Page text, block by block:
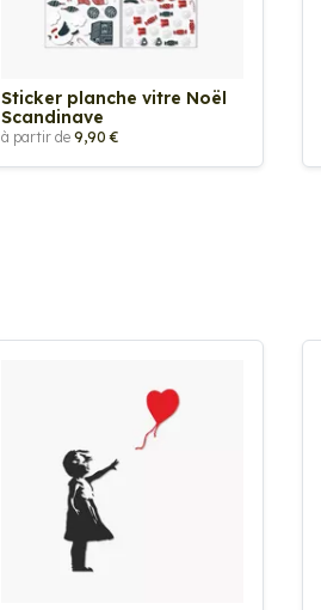
Sticker planche vitre Noël
Scandinave
à partir de 9,90 €